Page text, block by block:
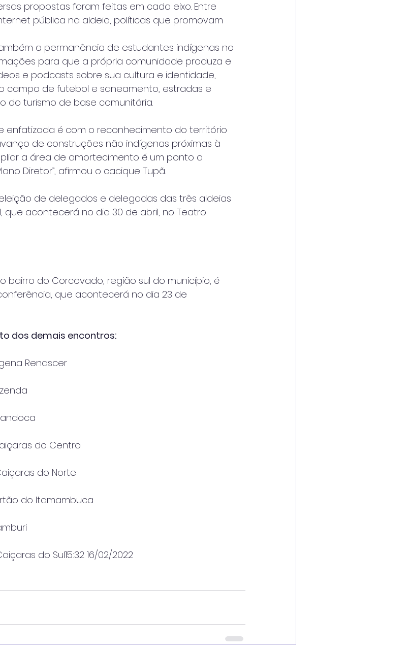
propostas foram feitas em cada eixo. Entre
pública na aldeia, políticas que promovam
a permanência de estudantes indígenas no
para que a própria comunidade produza e
e podcasts sobre sua cultura e identidade,
campo de futebol e saneamento, estradas e
do turismo de base comunitária.
é com o reconhecimento do território
de construções não indígenas próximas à
a área de amortecimento é um ponto a
Diretor”, afirmou o cacique Tupã.
de delegados e delegadas das três aldeias
que acontecerá no dia 30 de abril, no Teatro
bairro do Corcovado, região sul do município, é
que acontecerá no dia 23 de
dos demais encontros:
Renascer
do Centro
do Norte
do Itamambuca
do Sul15:32 16/02/2022